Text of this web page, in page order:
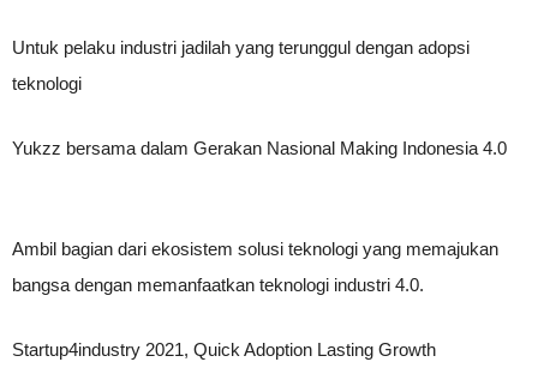
Untuk pelaku industri jadilah yang terunggul dengan adopsi
teknologi
Yukzz bersama dalam Gerakan Nasional Making Indonesia 4.0
Ambil bagian dari ekosistem solusi teknologi yang memajukan
bangsa dengan memanfaatkan teknologi industri 4.0.
Startup4industry 2021, Quick Adoption Lasting Growth